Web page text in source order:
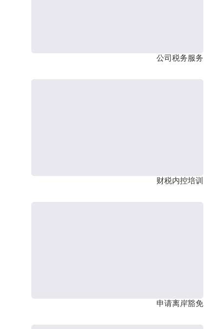
公司税务服务
财税内控培训
申请离岸豁免